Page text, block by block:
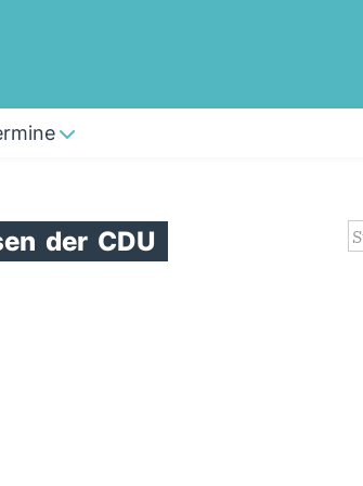
der CDU